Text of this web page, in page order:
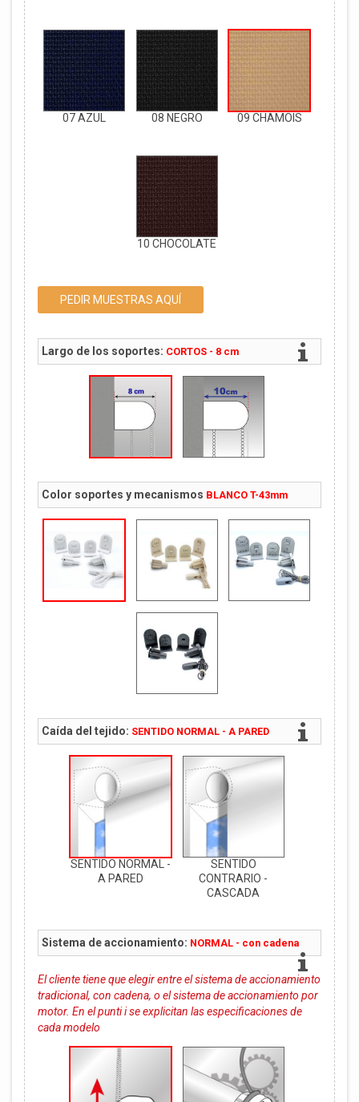
07 AZUL 08 NEGRO 09 CHAMOIS
10 CHOCOLATE
PEDIR MUESTRAS AQUÍ
Largo de los soportes: CORTOS - 8 cm
Color soportes y mecanismos BLANCO T-43mm
Caída del tejido: SENTIDO NORMAL - A PARED
SENTIDO NORMAL -
A PARED
SENTIDO
CONTRARIO -
CASCADA
Sistema de accionamiento: NORMAL - con cadena
El cliente tiene que elegir entre el sistema de accionamiento
tradicional, con cadena, o el sistema de accionamiento por
motor. En el punti i se explicitan las especificaciones de
cada modelo